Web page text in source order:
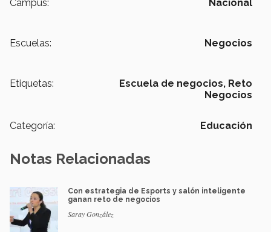
Campus: Nacional
Escuelas: Negocios
Etiquetas: Escuela de negocios, Reto
Negocios
Categoría: Educación
Notas Relacionadas
Con estrategia de Esports y salón inteligente
ganan reto de negocios
Saray González